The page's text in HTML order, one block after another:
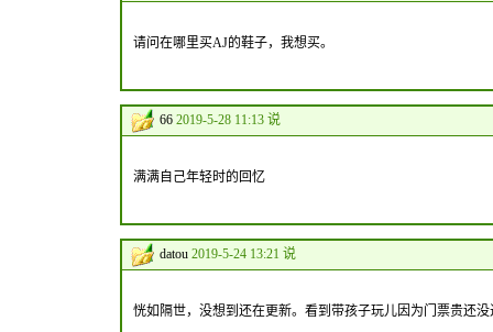
请问在哪里买AJ的鞋子，我想买。
66 2019-5-28 11:13 说
满满自己年轻时的回忆
datou 2019-5-24 13:21 说
恍如隔世，没想到还在更新。看到带孩子玩儿因为门票贵还